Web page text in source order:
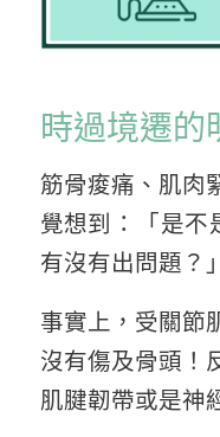
時過境遷的
筋骨痠痛、肌肉
覺想到：「是不
有沒有出問題？」
事實上，受關節
沒有傷及骨頭！
肌腱韌帶或是神